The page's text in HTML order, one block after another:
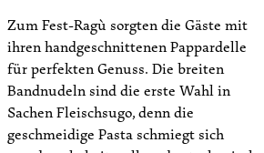
Zum Fest-Ragù sorgten die Gäste mit
ihren handgeschnittenen Pappardelle
für perfekten Genuss. Die breiten
Bandnudeln sind die erste Wahl in
Sachen Fleischsugo, denn die
geschmeidige Pasta schmiegt sich